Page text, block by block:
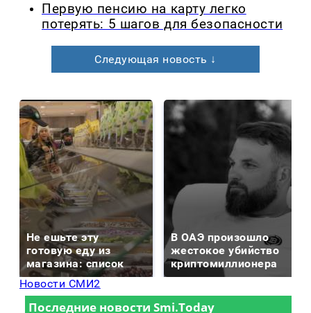
Первую пенсию на карту легко
потерять: 5 шагов для безопасности
Следующая новость ↓
Не ешьте эту
готовую еду из
магазина: список
В ОАЭ произошло
жестокое убийство
криптомиллионера
Новости СМИ2